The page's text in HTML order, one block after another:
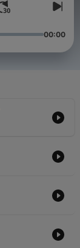
00:00